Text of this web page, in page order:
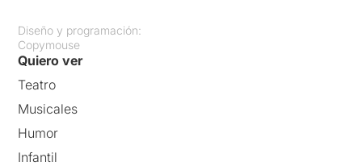
Diseño y programación:
Copymouse
Quiero ver
Teatro
Musicales
Humor
Infantil